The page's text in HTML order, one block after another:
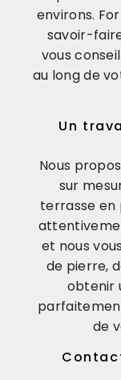
environs.
savoir-
vous
au long de
Un
Nous
sur
terrasse en
et nous
de pierre,
obtenir
de